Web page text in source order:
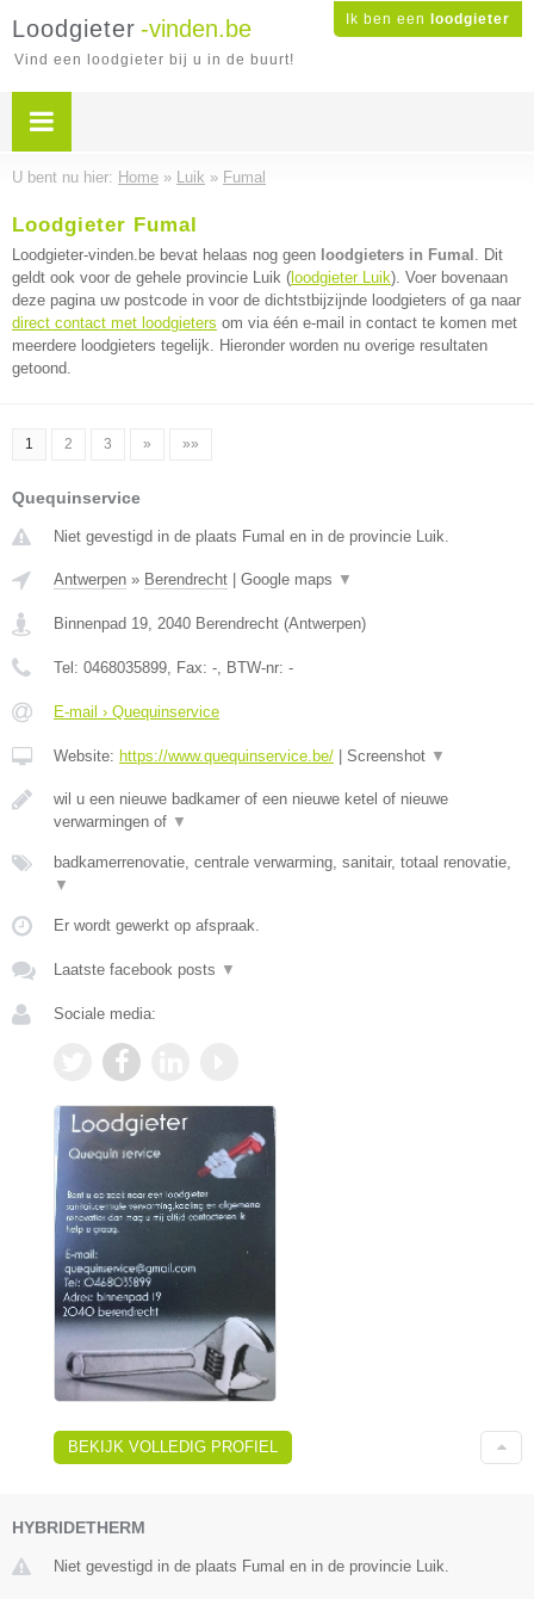
Ik ben een loodgieter
Loodgieter -vinden.be
Vind een loodgieter bij u in de buurt!
U bent nu hier: Home » Luik » Fumal
Loodgieter Fumal
Loodgieter-vinden.be bevat helaas nog geen loodgieters in Fumal . Dit
geldt ook voor de gehele provincie Luik ( loodgieter Luik). Voer bovenaan
deze pagina uw postcode in voor de dichtstbijzijnde loodgieters of ga naar
direct contact met loodgieters om via één e-mail in contact te komen met
meerdere loodgieters tegelijk. Hieronder worden nu overige resultaten
getoond.
1 2 3 » »»
Quequinservice
Niet gevestigd in de plaats Fumal en in de provincie Luik.
Antwerpen » Berendrecht Google maps ▼
Binnenpad 19, 2040 Berendrecht (Antwerpen)
Tel: 0468035899, Fax: -, BTW-nr: -
E-mail › Quequinservice
Website: https://www.quequinservice.be/ Screenshot ▼
wil u een nieuwe badkamer of een nieuwe ketel of nieuwe
verwarmingen of ▼
badkamerrenovatie, centrale verwarming, sanitair, totaal renovatie,
▼
Er wordt gewerkt op afspraak.
Laatste facebook posts ▼
Sociale media:
BEKIJK VOLLEDIG PROFIEL
HYBRIDETHERM
Niet gevestigd in de plaats Fumal en in de provincie Luik.